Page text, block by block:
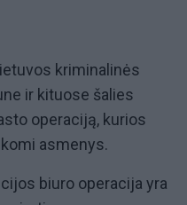
kriminalinės
ir kituose šalies
operaciją, kurios
asmenys.
biuro operacija yra